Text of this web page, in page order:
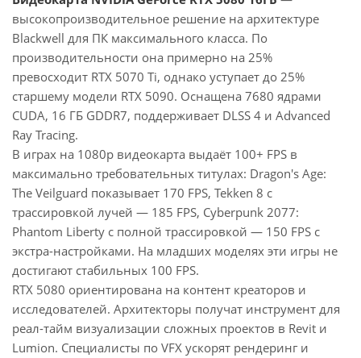
высокопроизводительное решение на архитектуре
Blackwell для ПК максимального класса. По
производительности она примерно на 25%
превосходит RTX 5070 Ti, однако уступает до 25%
старшему модели RTX 5090. Оснащена 7680 ядрами
CUDA, 16 ГБ GDDR7, поддерживает DLSS 4 и Advanced
Ray Tracing.
В играх на 1080p видеокарта выдаёт 100+ FPS в
максимально требовательных титулах: Dragon's Age:
The Veilguard показывает 170 FPS, Tekken 8 с
трассировкой лучей — 185 FPS, Cyberpunk 2077:
Phantom Liberty с полной трассировкой — 150 FPS с
экстра-настройками. На младших моделях эти игры не
достигают стабильных 100 FPS.
RTX 5080 ориентирована на контент креаторов и
исследователей. Архитекторы получат инструмент для
реал-тайм визуализации сложных проектов в Revit и
Lumion. Специалисты по VFX ускорят рендеринг и